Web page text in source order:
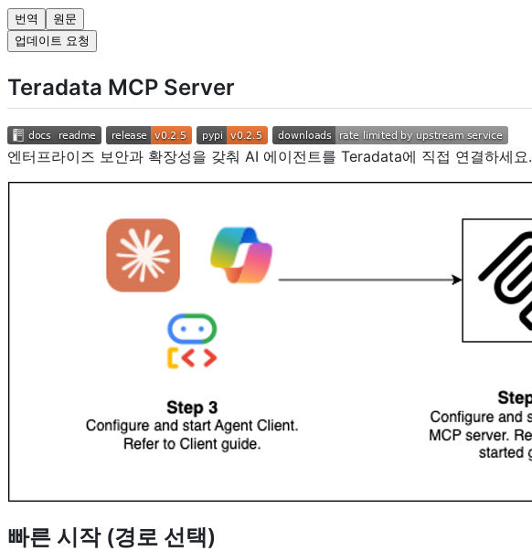
번역
원문
업데이트 요청
Teradata MCP Server
엔터프라이즈 보안과 확장성을 갖춰 AI 에이전트를 Teradata에 직접 연결하세요.
빠른 시작 (경로 선택)